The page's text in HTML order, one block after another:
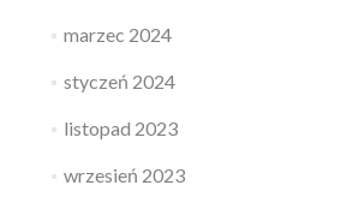
marzec 2024
styczeń 2024
listopad 2023
wrzesień 2023